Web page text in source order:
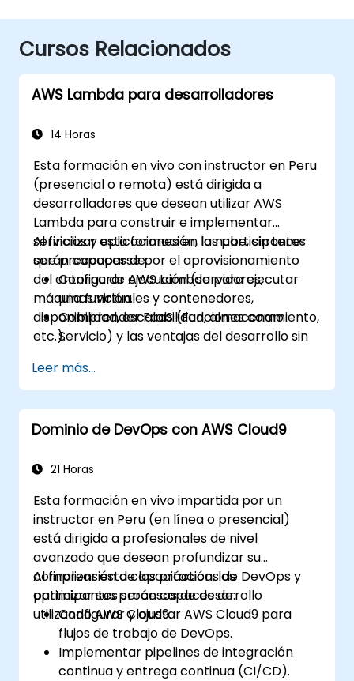
Cursos Relacionados
AWS Lambda para desarrolladores
14 Horas
Esta formación en vivo con instructor en Peru
(presencial o remota) está dirigida a
desarrolladores que desean utilizar AWS
Lambda para construir e implementar
servicios y aplicaciones en la nube, sin tener
que preocuparse por el aprovisionamiento
del entorno de ejecución (servidores,
máquinas virtuales y contenedores,
disponibilidad, escalabilidad, almacenamiento,
etc.).
Al finalizar esta formación, los participantes
serán capaces de:
Configurar AWS Lambda para ejecutar
una función.
Comprender FaaS (Funciones como
Servicio) y las ventajas del desarrollo sin
Construir, cargar y ejecutar funciones de
AWS Lambda.
Integrar funciones de Lambda con
diferentes fuentes de eventos.
solucionar problemas de aplicaciones
Leer más...
Dominio de DevOps con AWS Cloud9
21 Horas
Esta formación en vivo impartida por un
instructor en Peru (en línea o presencial)
está dirigida a profesionales de nivel
avanzado que desean profundizar su
comprensión de las prácticas de DevOps y
optimizar sus procesos de desarrollo
utilizando AWS Cloud9.
Al finalizar esta capacitación, los
participantes serán capaces de:
Configurar y ajustar AWS Cloud9 para
flujos de trabajo de DevOps.
Implementar pipelines de integración
continua y entrega continua (CI/CD).